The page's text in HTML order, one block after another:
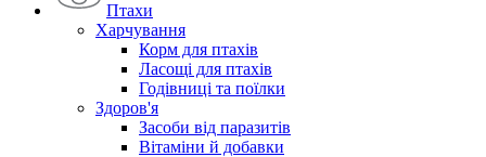
Птахи
Харчування
Корм для птахів
Ласощі для птахів
Годівниці та поїлки
Здоров'я
Засоби від паразитів
Вітаміни й добавки